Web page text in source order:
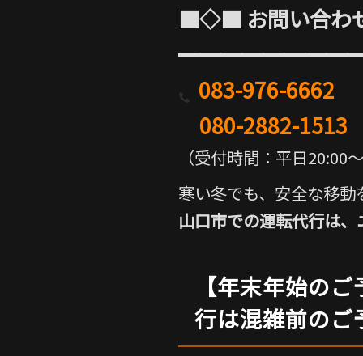
■◇■ お問い合わ
083-976-6662
080-2882-1513
（受付時間：平日20:00
寒い冬でも、安全な移動
山口市での運転代行は
【年末年始の
行は混雑前のご